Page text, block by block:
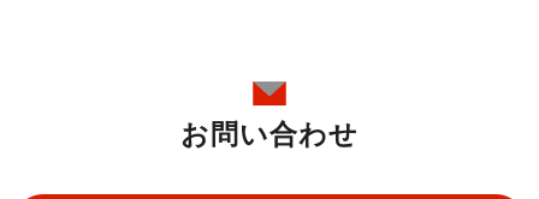
お問い合わせ